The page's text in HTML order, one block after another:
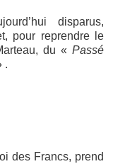
disparus,
pour reprendre le
du « Passé
.
des Francs, prend